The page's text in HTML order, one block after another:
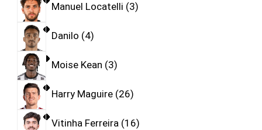
Manuel Locatelli 3
Danilo 4
Moise Kean 3
Harry Maguire 26
Vitinha Ferreira 16